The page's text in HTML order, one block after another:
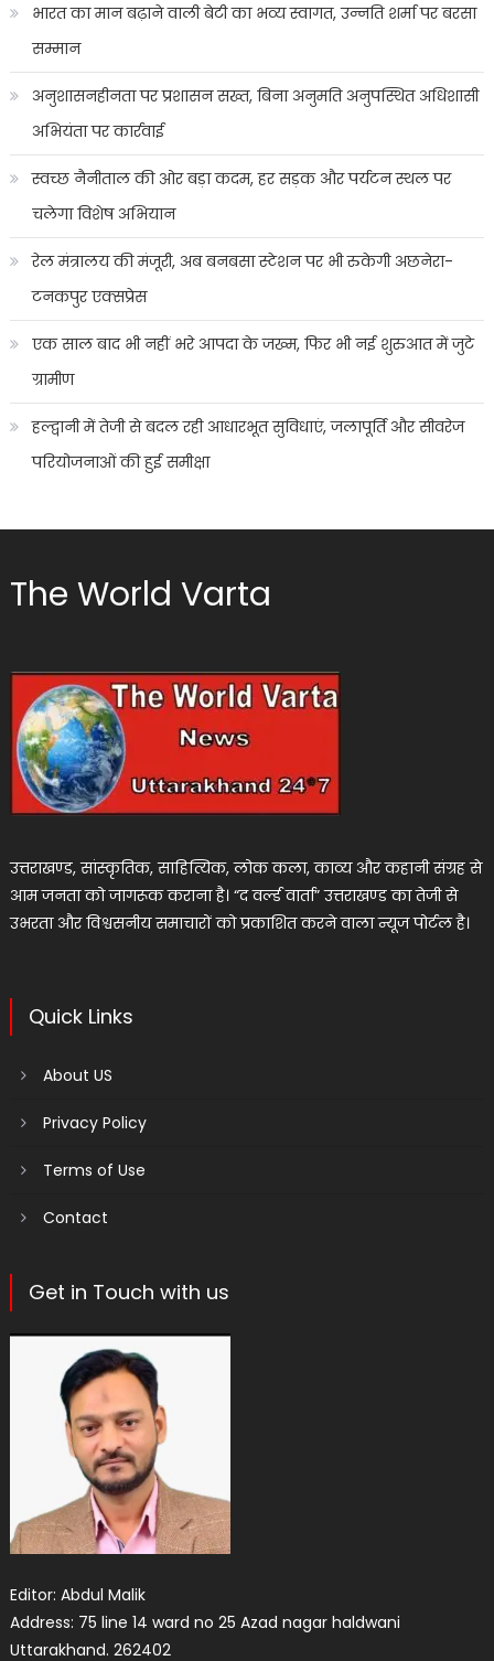
भारत का मान बढ़ाने वाली बेटी का भव्य स्वागत, उन्नति शर्मा पर बरसा
सम्मान
अनुशासनहीनता पर प्रशासन सख्त, बिना अनुमति अनुपस्थित अधिशासी
अभियंता पर कार्रवाई
स्वच्छ नैनीताल की ओर बड़ा कदम, हर सड़क और पर्यटन स्थल पर
चलेगा विशेष अभियान
रेल मंत्रालय की मंजूरी, अब बनबसा स्टेशन पर भी रुकेगी अछनेरा-
टनकपुर एक्सप्रेस
एक साल बाद भी नहीं भरे आपदा के जख्म, फिर भी नई शुरुआत में जुटे
ग्रामीण
हल्द्वानी में तेजी से बदल रही आधारभूत सुविधाएं, जलापूर्ति और सीवरेज
परियोजनाओं की हुई समीक्षा
The World Varta
उत्तराखण्ड, सांस्कृतिक, साहित्यिक, लोक कला, काव्य और कहानी संग्रह से
आम जनता को जागरूक कराना है। “द वर्ल्ड वार्ता” उत्तराखण्ड का तेजी से
उभरता और विश्वसनीय समाचारों को प्रकाशित करने वाला न्यूज पोर्टल है।
Quick Links
About US
Privacy Policy
Terms of Use
Contact
Get in Touch with us
Editor: Abdul Malik
Address: 75 line 14 ward no 25 Azad nagar haldwani
Uttarakhand. 262402